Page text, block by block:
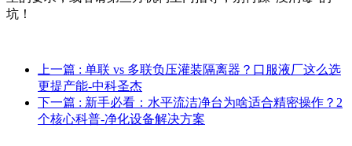
坑！
上一篇 : 单联 vs 多联负压灌装隔离器？口服液厂这么选
更提产能-中科圣杰
下一篇 : 新手必看：水平流洁净台为啥适合精密操作？2
个核心科普-净化设备解决方案